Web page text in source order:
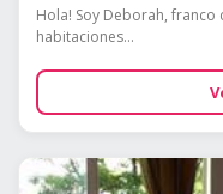
Hola! Soy Deborah,
habitaciones...